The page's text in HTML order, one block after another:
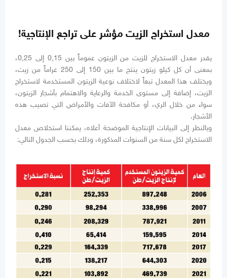
معدل استخراج الزيت مؤشر على تراجع الإنتاجية!
يقدر معدل الاستخراج للزيت من الزيتون عموماً بين 0,15 إلى 0,25،
بمعنى أن كل كيلو زيتون ينتج ما بين 150 إلى 250 غراماً من زيت،
ويختلف هذا المعدل تبعاً لاختلاف نوعية الزيتون المستخدمة لاستخراج
الزيت، إضافة إلى مستوى الخدمة والرعاية والاهتمام بأشجار الزيتون،
سواء من خلال الري، أو مكافحة الآفات والأمراض التي تصيب هذه
الأشجار.
وبالنظر إلى البيانات الإنتاجية الموضحة أعلاه، يمكننا استخلاص معدل
الاستخراج لكل سنة من السنوات المذكورة، وذلك بحسب الجدول التالي: